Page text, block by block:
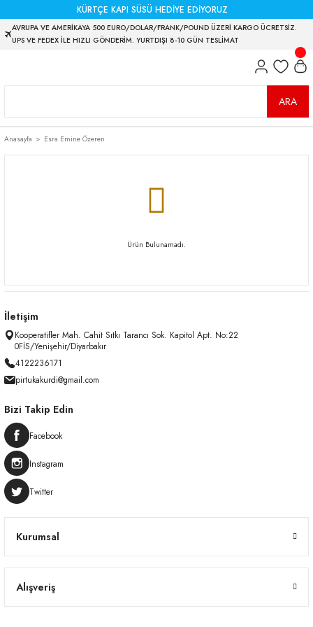
KÜRTÇE KAPI SÜSÜ HEDİYE EDİYORUZ
AVRUPA VE AMERİKAYA 500 EURO/DOLAR/FRANK/POUND ÜZERİ KARGO ÜCRETSİZ.
UPS VE FEDEX İLE HIZLI GÖNDERİM. YURTDIŞI 8-10 GÜN TESLİMAT
ARA
Anasayfa Esra Emine Özeren
Ürün Bulunamadı.
İletişim
Kooperatifler Mah. Cahit Sıtkı Tarancı Sok. Kapitol Apt. No:22
0FİS/Yenişehir/Diyarbakır
4122236171
pirtukakurdi@gmail.com
Kurumsal
Alışveriş
Bizi Takip Edin
Facebook
Instagram
Twitter